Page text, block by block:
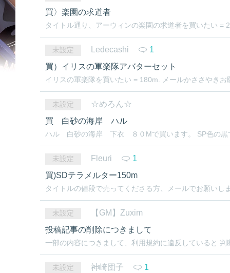
買〉楽園の求道者
タイトル通り、アーウィンの楽園の求道者を買いたい =
未設定 Ledecashi
1
買）イリスの軍楽隊アバターセット
イリスの軍楽隊を買いたい = 180m. メールかささやき
未設定
☆めろん☆
買 白砂の海岸 ハル
ハル 白砂の海岸 下衣 ８０Mで買います。 SP色の
未設定 Fleuri
1
買)SDテラメルター150m
タイトルの値段で売ってくださる方、メールでお願いし
未設定
【GM】Zuxim
投稿記事の削除につきまして
一部の内容につきまして、利用規約に違反していると
未設定 神崎団子
1